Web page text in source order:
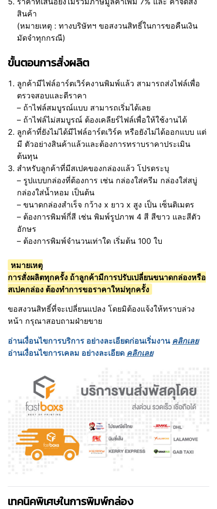
สินค้า
(หมายเหตุ : ทางบริษัทฯ ขอสงวนสิทธิ์ในการขอคืนเงิน
มัดจำทุกกรณี)
ขั้นตอนการสั่งผลิต
ลูกค้ามีไฟล์อาร์ตเวิร์คงานพิมพ์แล้ว สามารถส่งไฟล์เพื่อ
ตรวจสอบและตีราคา
– ถ้าไฟล์สมบูรณ์แบบ สามารถเริ่มได้เลย
– ถ้าไฟล์ไม่สมบูรณ์ ต้องเคลียร์ไฟล์เพื่อให้ใช้งานได้
ลูกค้าที่ยังไม่ได้มีไฟล์อาร์ตเวิร์ค หรือยังไม่ได้ออกแบบ แต่
มี ตัวอย่างสินค้าแล้วและต้องการทราบราคาประเมิน
ต้นทุน
สำหรับลูกค้าที่มีสเปคของกล่องแล้ว โปรดระบุ
– รูปแบบกล่องที่ต้องการ เช่น กล่องใส่ครีม กล่องใส่สบู่
กล่องใส่น้ำหอม เป็นต้น
– ขนาดกล่องสำเร็จ กว้าง x ยาว x สูง เป็น เซ็นติเมตร
– ต้องการพิมพ์กี่สี เช่น พิมพ์รูปภาพ 4 สี สีขาว และสีตัว
อักษร
– ต้องการพิมพ์จำนวนเท่าใด เริ่มต้น 100 ใบ
หมายเหตุ
การสั่งผลิตทุกครั้ง ถ้าลูกค้ามีการปรับเปลี่ยนขนาดกล่องหรือ
สเปคกล่อง ต้องทำการขอราคาใหม่ทุกครั้ง
ขอสงวนสิทธิ์ที่จะเปลี่ยนแปลง โดยมิต้องแจ้งให้ทราบล่วง
หน้า กรุณาสอบถามฝ่ายขาย
อ่านเงื่อนไขการบริการ อย่างละเอียดก่อนเริ่มงาน คลิกเลย
อ่านเงื่อนไขการเคลม อย่างละเอียด คลิกเลย
เทคนิคพิเศษในการพิมพ์กล่อง